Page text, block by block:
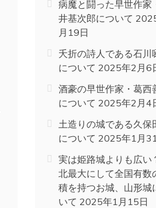
病魔と闘った早世作家
井基次郎について
月19日
夭折の詩人である石川
について 2025年2月6
酒豪の早世作家・葛西
について 2025年2月4
土造りの城である久保
について 2025年1月
実は姫路城よりも広い
北最大にして全国有数
積を持つお城、山形城
いて 2025年1月15日